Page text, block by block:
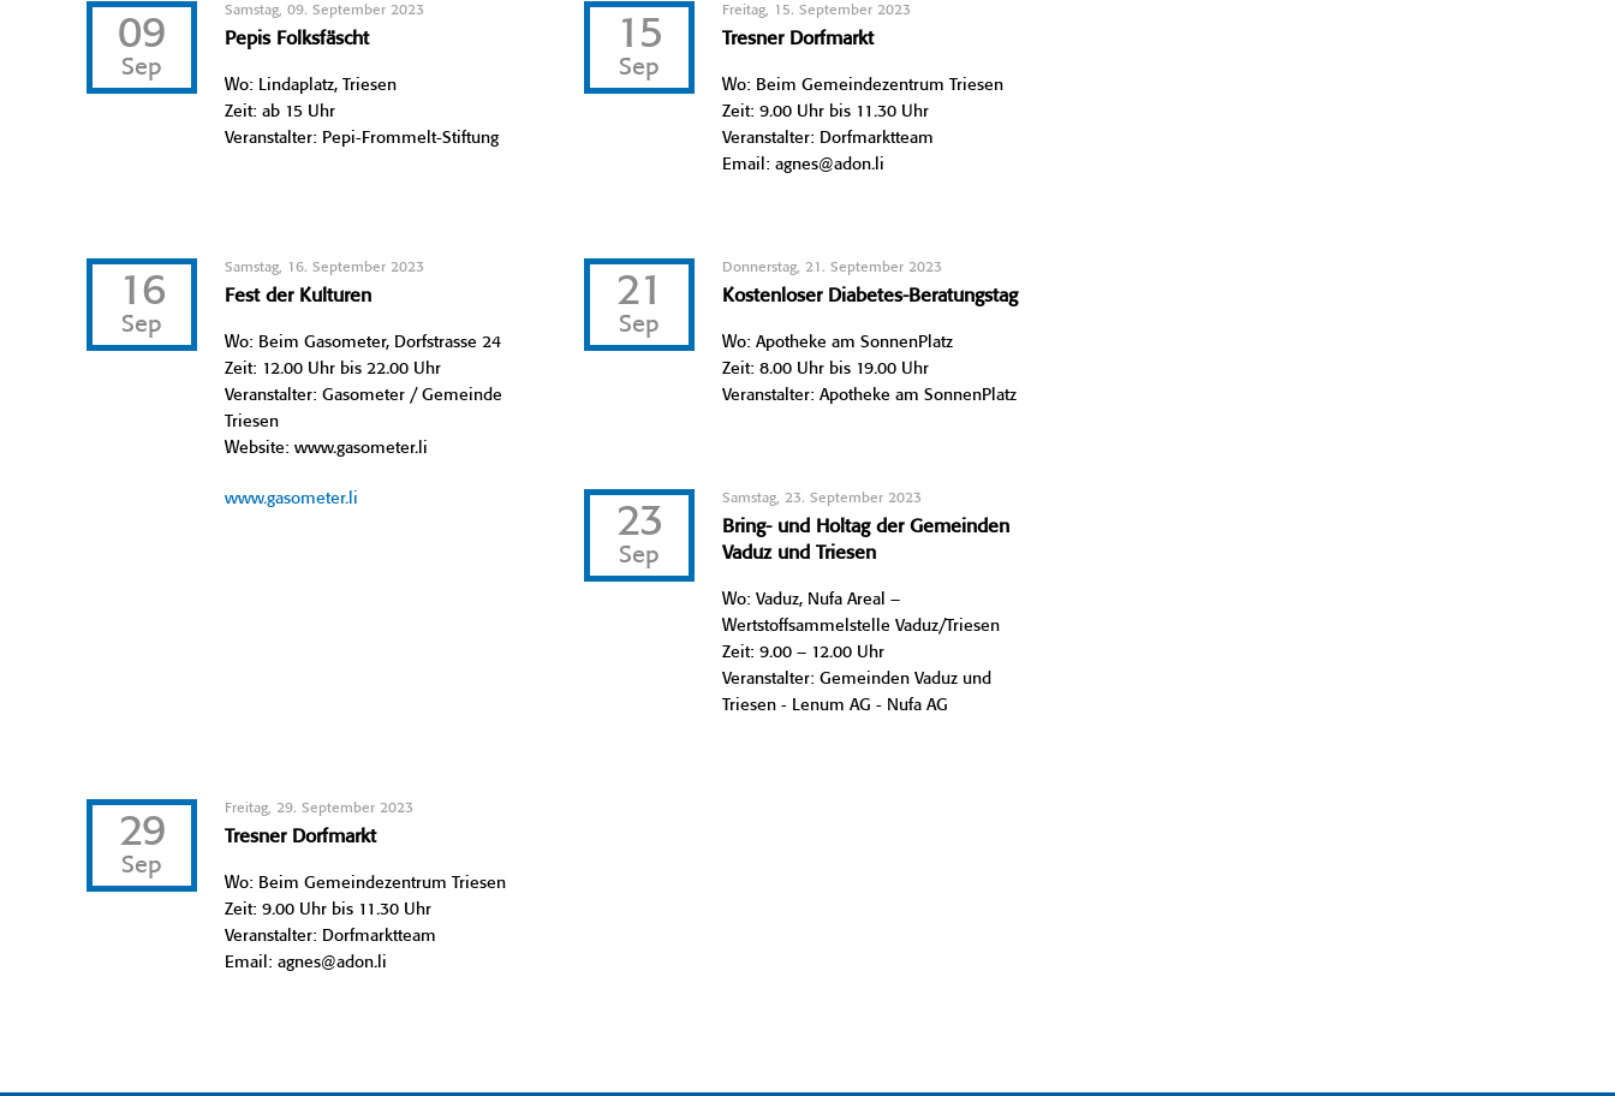
09
Sep
Samstag, 09. September 2023
Pepis Folksfäscht
Wo: Lindaplatz, Triesen
Zeit: ab 15 Uhr
Veranstalter: Pepi-Frommelt-Stiftung
15
Sep
Freitag, 15. September 2023
Tresner Dorfmarkt
Wo: Beim Gemeindezentrum Triesen
Zeit: 9.00 Uhr bis 11.30 Uhr
Veranstalter: Dorfmarktteam
Email: agnes@adon.li
16
Sep
Samstag, 16. September 2023
Fest der Kulturen
Wo: Beim Gasometer, Dorfstrasse 24
Zeit: 12.00 Uhr bis 22.00 Uhr
Veranstalter: Gasometer / Gemeinde
Triesen
Website: www.gasometer.li
www.gasometer.li
21
Sep
Donnerstag, 21. September 2023
Kostenloser Diabetes-Beratungstag
Wo: Apotheke am SonnenPlatz
Zeit: 8.00 Uhr bis 19.00 Uhr
Veranstalter: Apotheke am SonnenPlatz
23
Sep
Samstag, 23. September 2023
Bring- und Holtag der Gemeinden
Vaduz und Triesen
Wo: Vaduz, Nufa Areal –
Wertstoffsammelstelle Vaduz/Triesen
Zeit: 9.00 – 12.00 Uhr
Veranstalter: Gemeinden Vaduz und
Triesen - Lenum AG - Nufa AG
29
Sep
Freitag, 29. September 2023
Tresner Dorfmarkt
Wo: Beim Gemeindezentrum Triesen
Zeit: 9.00 Uhr bis 11.30 Uhr
Veranstalter: Dorfmarktteam
Email: agnes@adon.li